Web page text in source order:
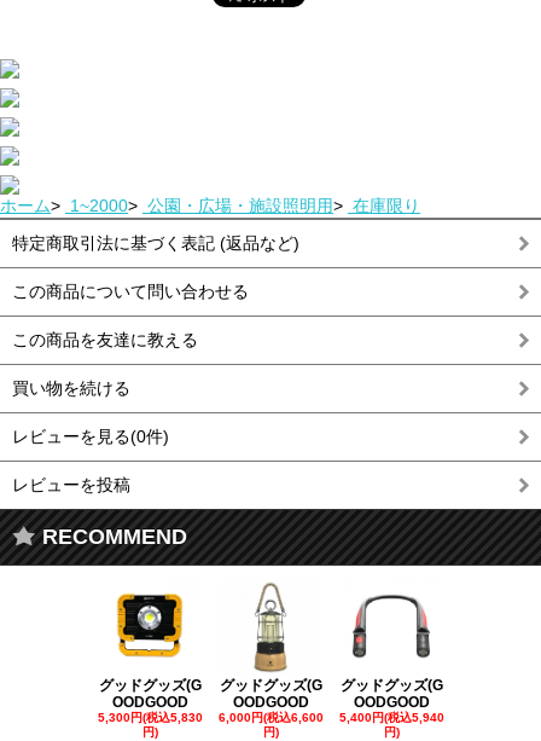
ホーム> 1~2000> 公園・広場・施設照明用> 在庫限り
特定商取引法に基づく表記 (返品など)
この商品について問い合わせる
この商品を友達に教える
買い物を続ける
レビューを見る(0件)
レビューを投稿
RECOMMEND
グッドグッズ(G
OODGOOD
5,300円(税込5,830
円)
グッドグッズ(G
OODGOOD
6,000円(税込6,600
円)
グッドグッズ(G
OODGOOD
5,400円(税込5,940
円)